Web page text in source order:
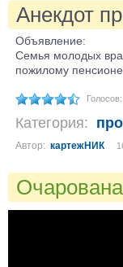
Анекдот
Объявление:
Семья молодых
пожилому
Категория:
Автор: картежНИК